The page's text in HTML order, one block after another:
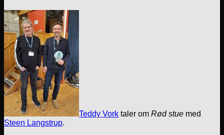
Teddy Vork taler om Rød stue med
Steen Langstrup.